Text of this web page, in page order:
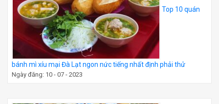
Top 10 quán
bánh mì xíu mại Đà Lạt ngon nức tiếng nhất định phải thử
Ngày đăng: 10 - 07 - 2023